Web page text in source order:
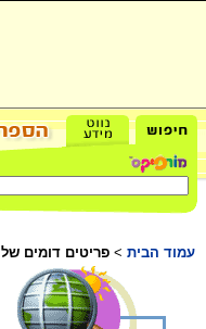
עמוד הבית > פריטים דומים של